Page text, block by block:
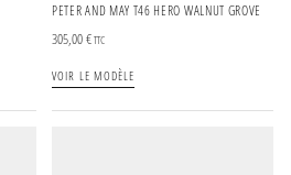
PETER AND MAY T46 HERO WALNUT GROVE
305,00€TTC
VOIR LE MODÈLE